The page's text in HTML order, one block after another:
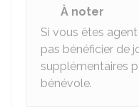
À noter
Si vous êtes
pas bénéficier de
supplémentaires
bénévole.